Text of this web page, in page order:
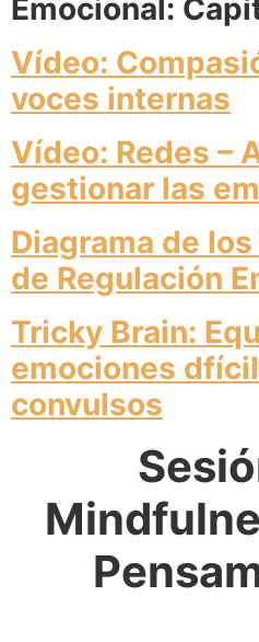
Emocional:
Vídeo:
voces internas
Vídeo: Redes –
gestionar las
Diagrama de
de Regulación
Tricky Brain:
emociones
convulsos